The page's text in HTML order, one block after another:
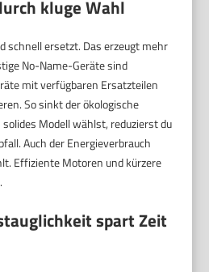
kluge Wahl
schnell ersetzt. Das erzeugt mehr
No-Name-Geräte sind
mit verfügbaren Ersatzteilen
So sinkt der ökologische
solides Modell wählst, reduzierst du
Auch der Energieverbrauch
Effiziente Motoren und kürzere
spart Zeit